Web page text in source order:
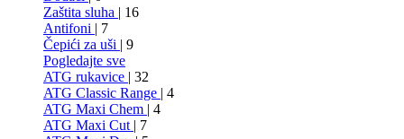
Zaštita sluha | 16
Antifoni | 7
Čepići za uši | 9
Pogledajte sve
ATG rukavice | 32
ATG Classic Range | 4
ATG Maxi Chem | 4
ATG Maxi Cut | 7